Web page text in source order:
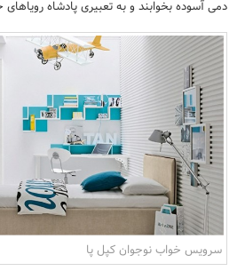
دمی آسوده بخوابند و به تعبیری پادشاه رویاهای
سرویس خواب نوجوان کپل پا